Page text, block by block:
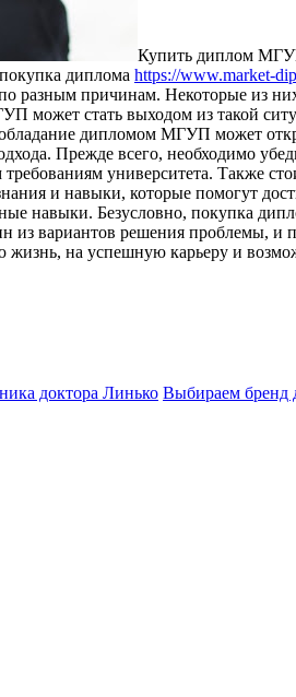
Купить диплoм
диплома https://www.market-
разным причинам. Некоторые из
стать выходом из такой
дипломом МГУП может
Прежде всего, необходимо
университета. Также
и навыки, которые помогут
навыки. Безусловно, покупка
вариантов решения проблемы, и
на успешную карьеру и
доктора Линько Выбираем бренд